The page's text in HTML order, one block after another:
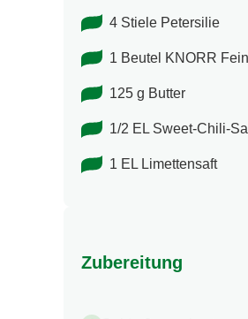
4 Stiele Petersilie
1 Beutel KNORR
125 g Butter
1/2 EL Sweet-Chili-
1 EL Limettensaft
Zubereitung